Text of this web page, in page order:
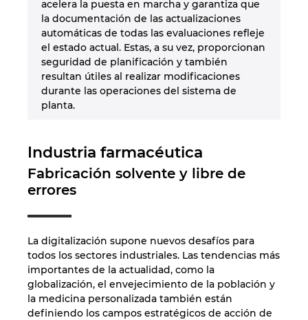
acelera la puesta en marcha y garantiza que
la documentación de las actualizaciones
automáticas de todas las evaluaciones refleje
el estado actual. Estas, a su vez, proporcionan
seguridad de planificación y también
resultan útiles al realizar modificaciones
durante las operaciones del sistema de
planta.
Industria farmacéutica
Fabricación solvente y libre de
errores
La digitalización supone nuevos desafíos para
todos los sectores industriales. Las tendencias más
importantes de la actualidad, como la
globalización, el envejecimiento de la población y
la medicina personalizada también están
definiendo los campos estratégicos de acción de
Ukraine
United Arab Emirates
United Kingdom
United States